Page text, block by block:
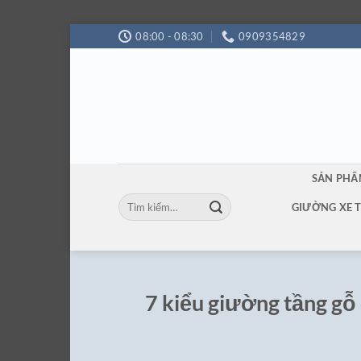
qua
08:00 - 08:30 0909354829
Tìm
kiếm:
SẢN
GIƯỜNG XE
7 kiểu giường tầng